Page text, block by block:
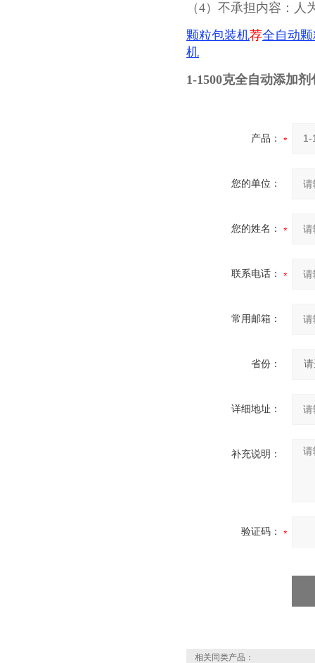
（4）不承担内容：人
颗粒包装机荐全自动
机
1-1500克全自动添加
产品：
您的单位：
您的姓名：
联系电话：
常用邮箱：
省份：
详细地址：
补充说明：
验证码：
相关同类产品：